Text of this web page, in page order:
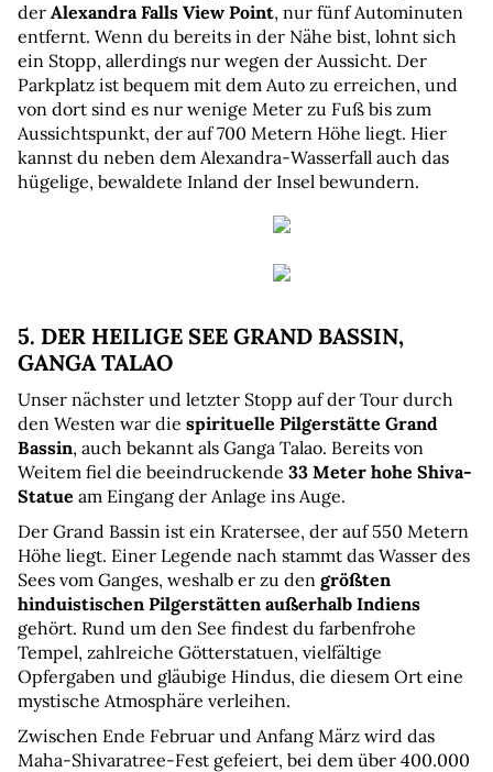
der Alexandra Falls View Point, nur fünf Autominuten
entfernt. Wenn du bereits in der Nähe bist, lohnt sich
ein Stopp, allerdings nur wegen der Aussicht. Der
Parkplatz ist bequem mit dem Auto zu erreichen, und
von dort sind es nur wenige Meter zu Fuß bis zum
Aussichtspunkt, der auf 700 Metern Höhe liegt. Hier
kannst du neben dem Alexandra-Wasserfall auch das
hügelige, bewaldete Inland der Insel bewundern.
5. DER HEILIGE SEE GRAND BASSIN,
GANGA TALAO
Unser nächster und letzter Stopp auf der Tour durch
den Westen war die spirituelle Pilgerstätte Grand
Bassin, auch bekannt als Ganga Talao. Bereits von
Weitem fiel die beeindruckende 33 Meter hohe Shiva-
Statue am Eingang der Anlage ins Auge.
Der Grand Bassin ist ein Kratersee, der auf 550 Metern
Höhe liegt. Einer Legende nach stammt das Wasser des
Sees vom Ganges, weshalb er zu den größten
hinduistischen Pilgerstätten außerhalb Indiens
gehört. Rund um den See findest du farbenfrohe
Tempel, zahlreiche Götterstatuen, vielfältige
Opfergaben und gläubige Hindus, die diesem Ort eine
mystische Atmosphäre verleihen.
Zwischen Ende Februar und Anfang März wird das
Maha-Shivaratree-Fest gefeiert, bei dem über 400.000